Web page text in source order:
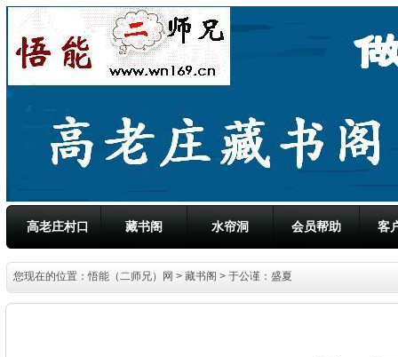
高老庄村口 藏书阁 水帘洞 会员帮助 客
您现在的位置：悟能（二师兄）网 > 藏书阁 > 于公谨：盛夏